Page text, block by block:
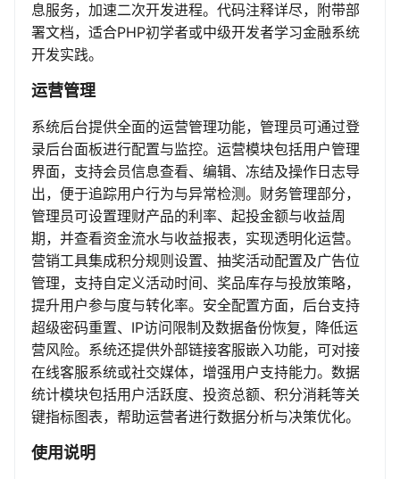
息服务，加速二次开发进程。代码注释详尽，附带部
署文档，适合PHP初学者或中级开发者学习金融系统
开发实践。
运营管理
系统后台提供全面的运营管理功能，管理员可通过登
录后台面板进行配置与监控。运营模块包括用户管理
界面，支持会员信息查看、编辑、冻结及操作日志导
出，便于追踪用户行为与异常检测。财务管理部分，
管理员可设置理财产品的利率、起投金额与收益周
期，并查看资金流水与收益报表，实现透明化运营。
营销工具集成积分规则设置、抽奖活动配置及广告位
管理，支持自定义活动时间、奖品库存与投放策略，
提升用户参与度与转化率。安全配置方面，后台支持
超级密码重置、IP访问限制及数据备份恢复，降低运
营风险。系统还提供外部链接客服嵌入功能，可对接
在线客服系统或社交媒体，增强用户支持能力。数据
统计模块包括用户活跃度、投资总额、积分消耗等关
键指标图表，帮助运营者进行数据分析与决策优化。
使用说明